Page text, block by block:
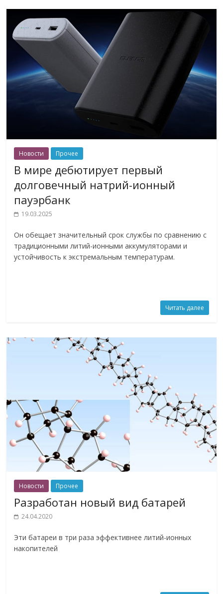
Новости Прочее
В мире дебютирует первый
долговечный натрий-ионный
пауэрбанк
19.03.2025
Он обещает значительный срок службы по сравнению с
традиционными литий-ионными аккумуляторами и
устойчивость к экстремальным температурам.
Читать далее
Новости Прочее
Разработан новый вид батарей
24.04.2020
Эти батареи в три раза эффективнее литий-ионных
накопителей